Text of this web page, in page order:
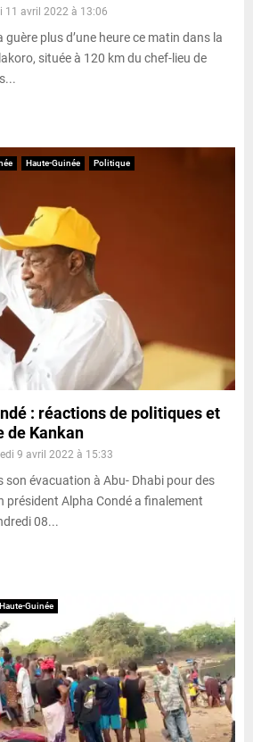
11 avril 2022 à 13:06
plus d’une heure ce matin dans la
située à 120 km du chef-lieu de
Haute-Guinée Politique
: réactions de politiques et
de Kankan
9 avril 2022 à 15:33
son évacuation à Abu- Dhabi pour des
président Alpha Condé a finalement
08...
Haute-Guinée